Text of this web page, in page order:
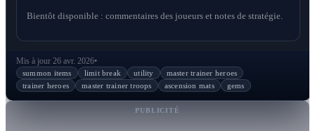
Bientôt disponible : commentaires des joueurs et notes de stratégie.
Mis à jour 26 avr. 2026•
summon items limit break utility
master trainer heroes
trainer heroes
master trainer troops ascension mats gems
PUBLICITÉ